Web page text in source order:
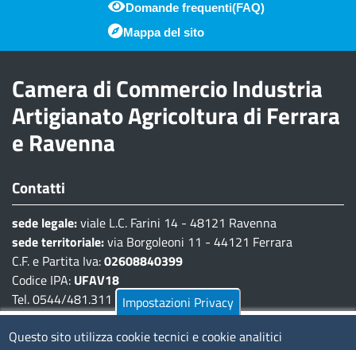
Piè di pagina
Domande frequenti(FAQ)
Mappa del sito
Camera di Commercio Industria
Artigianato Agricoltura di Ferrara
e Ravenna
Contatti
sede legale:viale L.C. Farini 14 - 48121 Ravenna
sede territoriale:via Borgoleoni 11 - 44121 Ferrara
C.F. e Partita Iva:02608840399
Codice IPA: UFAV18
Tel. 0544/481.311 - 0532/783.711
Pec:cciaa@pec.fera.camcom.it
Impostazioni Privacy
Questo sito utilizza cookie tecnici e cookie analitici